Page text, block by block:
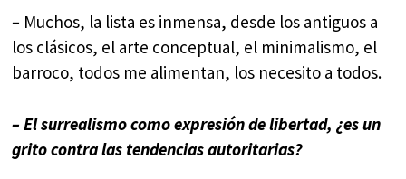
– Muchos, la lista es inmensa, desde los antiguos a
los clásicos, el arte conceptual, el minimalismo, el
barroco, todos me alimentan, los necesito a todos.
– El surrealismo como expresión de libertad, ¿es un
grito contra las tendencias autoritarias?